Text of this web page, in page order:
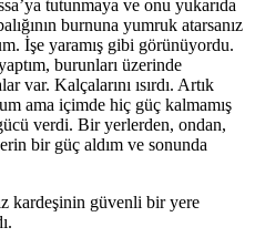
tutunmaya ve onu yukarıda
burnuna yumruk atarsanız
İşe yaramış gibi görünüyordu.
burunları üzerinde
var. Kalçalarını ısırdı. Artık
ama içimde hiç güç kalmamış
verdi. Bir yerlerden, ondan,
bir güç aldım ve sonunda
kardeşinin güvenli bir yere